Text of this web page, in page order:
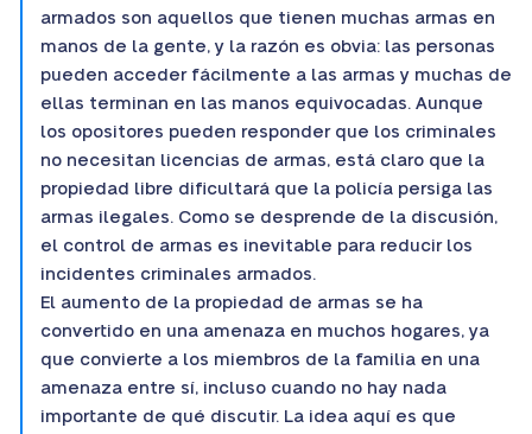
armados son aquellos que tienen muchas armas en
manos de la gente, y la razón es obvia: las personas
pueden acceder fácilmente a las armas y muchas de
ellas terminan en las manos equivocadas. Aunque
los opositores pueden responder que los criminales
no necesitan licencias de armas, está claro que la
propiedad libre dificultará que la policía persiga las
armas ilegales. Como se desprende de la discusión,
el control de armas es inevitable para reducir los
incidentes criminales armados.
El aumento de la propiedad de armas se ha
convertido en una amenaza en muchos hogares, ya
que convierte a los miembros de la familia en una
amenaza entre sí, incluso cuando no hay nada
importante de qué discutir. La idea aquí es que